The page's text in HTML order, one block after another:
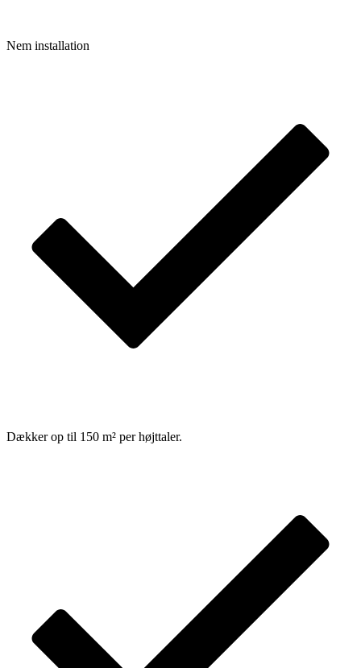
Nem installation
Dækker op til 150 m² per højttaler.